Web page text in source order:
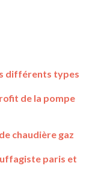
différents types
de la pompe
chaudière gaz
paris et